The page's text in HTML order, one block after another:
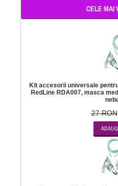
CELE MAI
Kit accesorii universale
RedLine RDA007, masca
27 RON